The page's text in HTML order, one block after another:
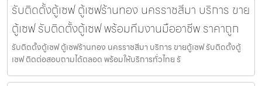
รับติดตั้งตู้เซฟ ตู้เซฟร้านทอง นครราชสีมา บริการ ขาย
ตู้เซฟ รับติดตั้งตู้เซฟ พร้อมทีมงานมืออาชีพ ราคาถูก
รับติดตั้งตู้เซฟ ตู้เซฟร้านทอง นครราชสีมา บริการ ขายตู้เซฟ รับติดตั้งตู้
เซฟ ติดต่อสอบถามได้ตลอด พร้อมให้บริการทั่วไทย รั